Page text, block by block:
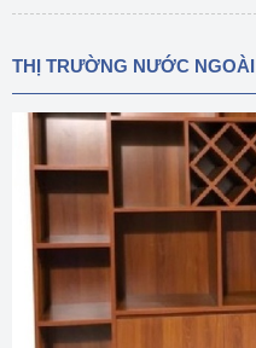
THỊ TRƯỜNG NƯỚC NGOÀI